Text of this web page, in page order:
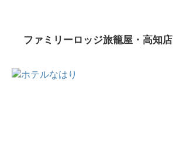
ファミリーロッジ旅籠屋・高知店